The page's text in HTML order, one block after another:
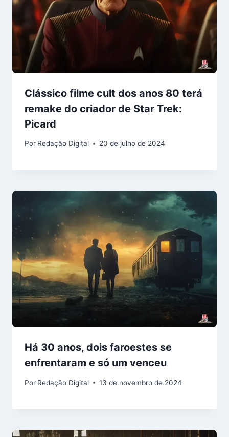
Clássico filme cult dos anos 80 terá
remake do criador de Star Trek:
Picard
Por Redação Digital 20 de julho de 2024
Há 30 anos, dois faroestes se
enfrentaram e só um venceu
Por Redação Digital 13 de novembro de 2024